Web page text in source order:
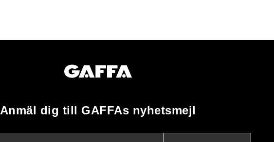
Anmäl dig till GAFFAs nyhetsmejl